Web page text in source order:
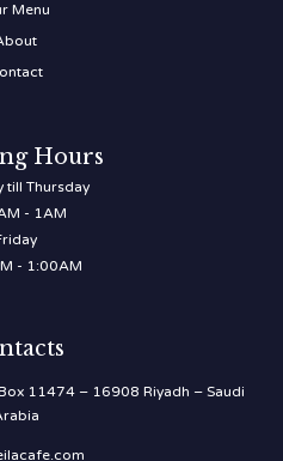
Menu
Hours
till Thursday
- 1AM
- 1:00AM
11474 – 16908 Riyadh – Saudi